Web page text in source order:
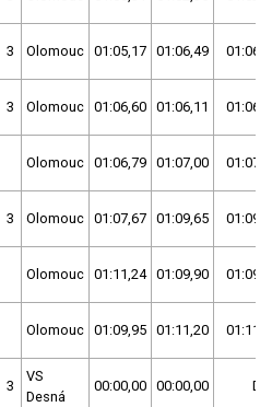
3 Olomouc 01:05,17 01:06,49
3 Olomouc 01:06,60 01:06,11
Olomouc 01:06,79 01:07,00
3 Olomouc 01:07,67 01:09,65
Olomouc 01:11,24 01:09,90
Olomouc 01:09,95 01:11,20
3
VS
Desná
00:00,00 00:00,00